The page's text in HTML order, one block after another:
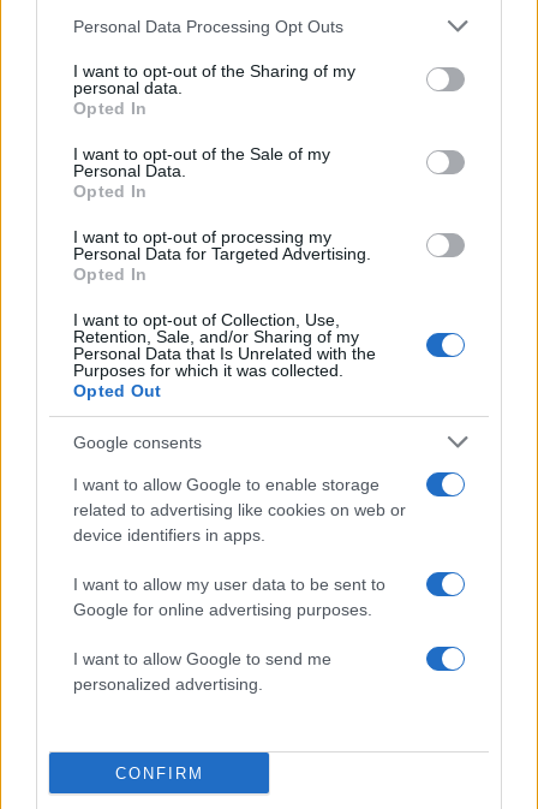
Please note that this website/app uses one or more Google
not limited to your visit or usage behaviour. You may click to
grant or deny consent to Google and its third-party tags to
use your data for below specified purposes in below Google
consent section.
Personal Data Processing Opt Outs
I want to opt-out of the Sharing of my
personal data.
Opted In
I want to opt-out of the Sale of my
Personal Data.
Opted In
I want to opt-out of processing my
Personal Data for Targeted Advertising.
Opted In
I want to opt-out of Collection, Use,
Retention, Sale, and/or Sharing of my
Personal Data that Is Unrelated with the
Purposes for which it was collected.
Opted Out
Google consents
I want to allow Google to enable storage
related to advertising like cookies on web or
device identifiers in apps.
I want to allow my user data to be sent to
Google for online advertising purposes.
I want to allow Google to send me
personalized advertising.
CONFIRM
Σχόλια
Σχολίασε εδώ
50 /50
Τι είπαν οι τρεις πρώτοι του
Grand Prix της F1 στο
Μονακό και η βαθμολογία
στο Grand Prix της F1
Μονακό – Πέντε